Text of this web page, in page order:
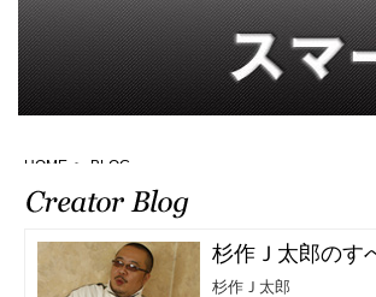
HOME > BLOG
杉作Ｊ太郎のす
杉作Ｊ太郎